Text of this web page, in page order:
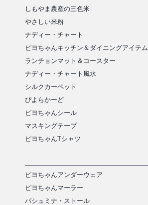
しもやま農産の三色米
やさしい米粉
ナディー・チャート
ピヨちゃんキッチン＆ダイニングアイテム
ランチョンマット＆コースター
ナディー・チャート風水
シルクカーペット
ぴよらかーど
ピヨちゃんシール
マスキングテープ
ピヨちゃんTシャツ
ピヨちゃんアンダーウェア
ピヨちゃんマーラー
パシュミナ・ストール